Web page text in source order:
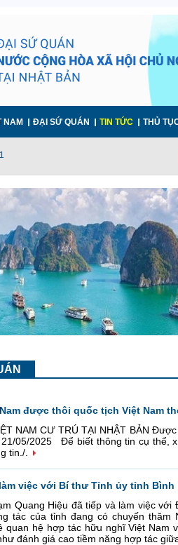
NAM ĐẠI SỨ QUÁN TIN TỨC THỦ
được thôi quốc tịch Việt Nam
NAM CƯ TRÚ TẠI NHẬT BẢN
05/2025 Để biết thông tin cụ thể,
tin./.
việc với Bí thư Tỉnh ủy tỉnh Bình
Quang Hiệu đã tiếp và làm việc
tác của tỉnh đang có chuyến
quan hệ hợp tác hữu nghĩ Việt Nam
đánh giá cao tiềm năng hợp tác